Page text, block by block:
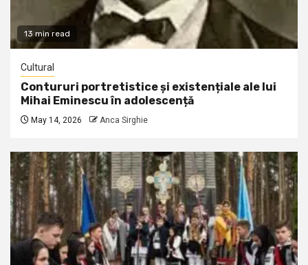
13 min read
Cultural
Contururi portretistice și existențiale ale lui
Mihai Eminescu în adolescență
May 14, 2026 Anca Sirghie